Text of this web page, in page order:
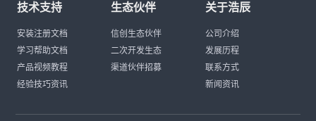
技术支持
安装注册文档
学习帮助文档
产品视频教程
经验技巧资讯
生态伙伴
信创生态伙伴
二次开发生态
渠道伙伴招募
关于浩辰
公司介绍
发展历程
联系方式
新闻资讯